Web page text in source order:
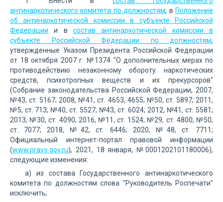
антинаркотического комитета по должностям, в Положение
об антинаркотической комиссии в субъекте Российской
Федерации и в состав антинаркотической комиссии в
субъекте Российской Федерации по должностям,
утвержденные Указом Президента Российской Федерации
от 18 октября 2007 г. №1374 "О дополнительных мерах по
противодействию незаконному обороту наркотических
средств, психотропных веществ и их прекурсоров"
(Собрание законодательства Российской Федерации, 2007,
№43, ст. 5167; 2008, №41, ст. 4653, 4655; №50, ст. 5897; 2011,
№5, ст. 713; №40, ст. 5527; №43, ст. 6024; 2012, №41, ст. 5581;
2013, №30, ст. 4090; 2016, №11, ст. 1524; №29, ст. 4800; №50,
ст. 7077; 2018, №42, ст. 6446; 2020, №48, ст. 7711;
Официальный интернет-портал правовой информации
(www.pravo.gov.ru), 2021, 18 января, №0001202101180006),
следующие изменения:
а) из состава Государственного антинаркотического
комитета по должностям слова "Руководитель Роспечати"
исключить;